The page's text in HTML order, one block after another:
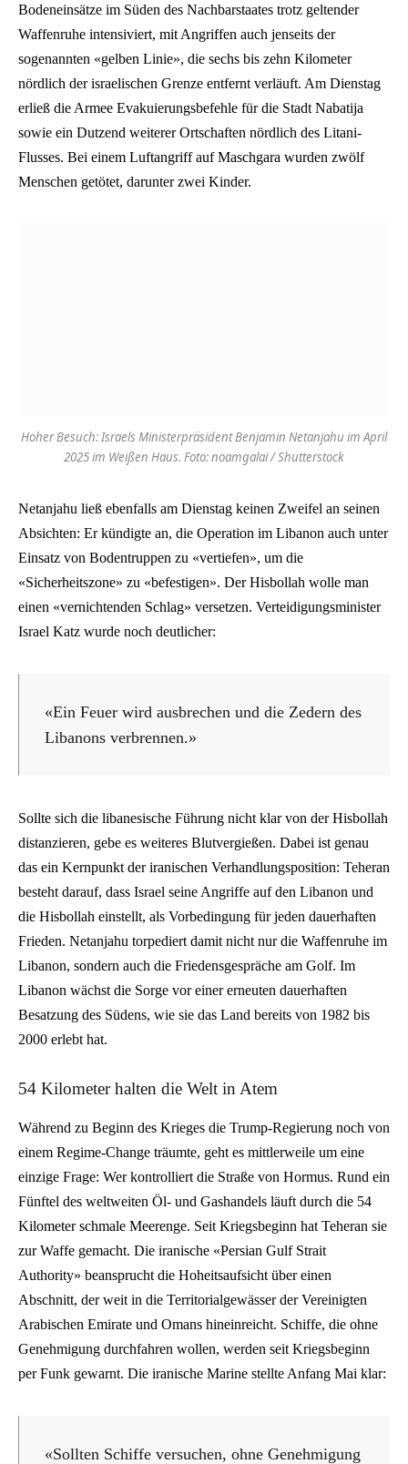
Bodeneinsätze im Süden des Nachbarstaates trotz geltender
Waffenruhe intensiviert, mit Angriffen auch jenseits der
sogenannten «gelben Linie», die sechs bis zehn Kilometer
nördlich der israelischen Grenze entfernt verläuft. Am Dienstag
erließ die Armee Evakuierungsbefehle für die Stadt Nabatija
sowie ein Dutzend weiterer Ortschaften nördlich des Litani-
Flusses. Bei einem Luftangriff auf Maschgara wurden zwölf
Menschen getötet, darunter zwei Kinder.
Hoher Besuch: Israels Ministerpräsident Benjamin Netanjahu im April
2025 im Weißen Haus. Foto: noamgalai / Shutterstock
Netanjahu ließ ebenfalls am Dienstag keinen Zweifel an seinen
Absichten: Er kündigte an, die Operation im Libanon auch unter
Einsatz von Bodentruppen zu «vertiefen», um die
«Sicherheitszone» zu «befestigen». Der Hisbollah wolle man
einen «vernichtenden Schlag» versetzen. Verteidigungsminister
Israel Katz wurde noch deutlicher:
«Ein Feuer wird ausbrechen und die Zedern des
Libanons verbrennen.»
Sollte sich die libanesische Führung nicht klar von der Hisbollah
distanzieren, gebe es weiteres Blutvergießen. Dabei ist genau
das ein Kernpunkt der iranischen Verhandlungsposition: Teheran
besteht darauf, dass Israel seine Angriffe auf den Libanon und
die Hisbollah einstellt, als Vorbedingung für jeden dauerhaften
Frieden. Netanjahu torpediert damit nicht nur die Waffenruhe im
Libanon, sondern auch die Friedensgespräche am Golf. Im
Libanon wächst die Sorge vor einer erneuten dauerhaften
Besatzung des Südens, wie sie das Land bereits von 1982 bis
2000 erlebt hat.
54 Kilometer halten die Welt in Atem
Während zu Beginn des Krieges die Trump-Regierung noch von
einem Regime-Change träumte, geht es mittlerweile um eine
einzige Frage: Wer kontrolliert die Straße von Hormus. Rund ein
Fünftel des weltweiten Öl- und Gashandels läuft durch die 54
Kilometer schmale Meerenge. Seit Kriegsbeginn hat Teheran sie
zur Waffe gemacht. Die iranische «Persian Gulf Strait
Authority» beansprucht die Hoheitsaufsicht über einen
Abschnitt, der weit in die Territorialgewässer der Vereinigten
Arabischen Emirate und Omans hineinreicht. Schiffe, die ohne
Genehmigung durchfahren wollen, werden seit Kriegsbeginn
per Funk gewarnt. Die iranische Marine stellte Anfang Mai klar:
«Sollten Schiffe versuchen, ohne Genehmigung